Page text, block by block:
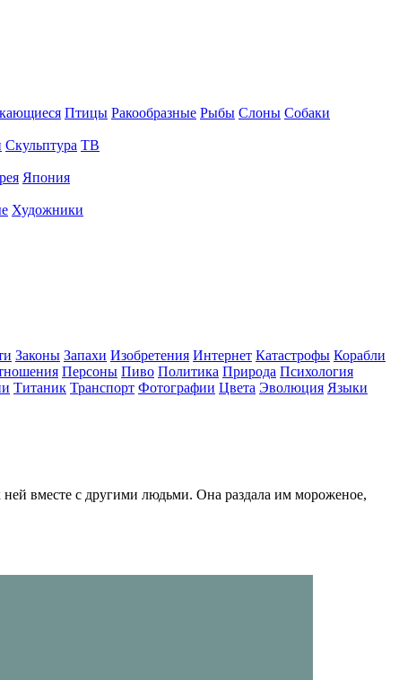
Птицы Ракообразные Рыбы Слоны Собаки
Скульптура ТВ
Япония
Художники
Законы Запахи Изобретения Интернет Катастрофы Корабли
Персоны Пиво Политика Природа Психология
Титаник Транспорт Фотографии Цвета Эволюция Языки
вместе с другими людьми. Она раздала им мороженое,